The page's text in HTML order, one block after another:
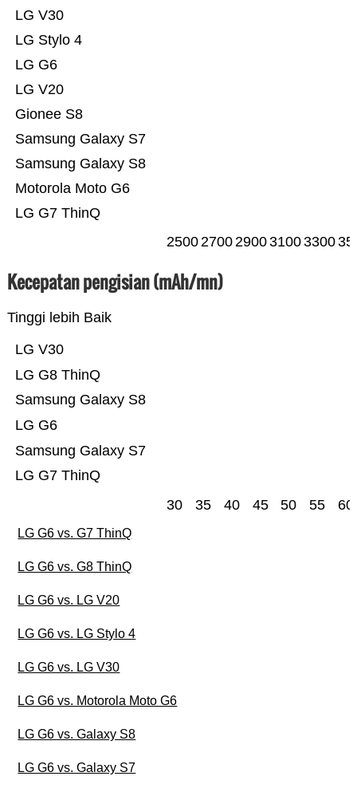
LG G7 ThinQ
Motorola Moto G6
Samsung Galaxy S8
Samsung Galaxy S7
Gionee S8
LG V20
LG G6
LG Stylo 4
LG V30
25002700290031003300
Kecepatan pengisian (mAh/mn)
Tinggi lebih Baik
LG G7 ThinQ
Samsung Galaxy S7
LG G6
Samsung Galaxy S8
LG G8 ThinQ
LG V30
30 35 40 45 50 55 60
LG G6 vs. G7 ThinQ
LG G6 vs. G8 ThinQ
LG G6 vs. LG V20
LG G6 vs. LG Stylo 4
LG G6 vs. LG V30
LG G6 vs. Motorola Moto G6
LG G6 vs. Galaxy S8
LG G6 vs. Galaxy S7